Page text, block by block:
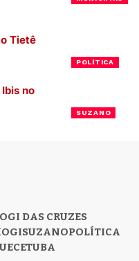
POLÍTICA
Tietê
SUZANO
no
DAS CRUZES
SUZANOPOLÍTICA